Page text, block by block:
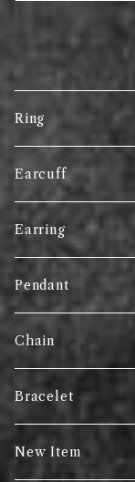
Ring
Earcuff
Earring
Pendant
Chain
Bracelet
New Item